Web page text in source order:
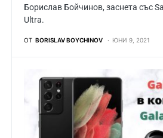
Борислав Бойчинов, заснета със
Ultra.
ОТ BORISLAV BOYCHINOV ЮНИ 9, 2021